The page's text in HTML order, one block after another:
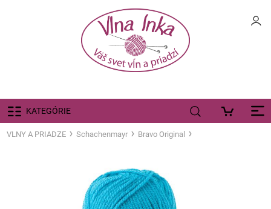
KATEGÓRIE
VLNY A PRIADZE Schachenmayr Bravo Original